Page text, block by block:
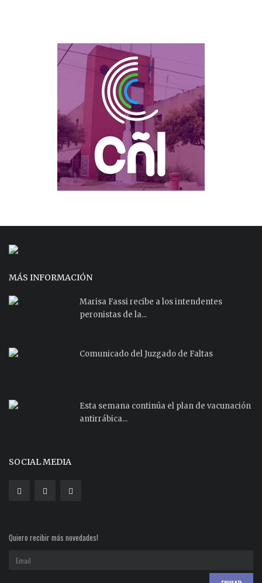
MÁS INFORMACIÓN
Marisa Fassi recibe a los intendentes
peronistas de la...
Comunicado del Juzgado de Faltas
Esta semana continúa el plan de vacunación
antirrábica...
SOCIAL MEDIA
Quiero recibir más novedades!